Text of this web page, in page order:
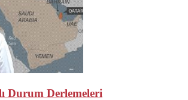
Durum Derlemeleri